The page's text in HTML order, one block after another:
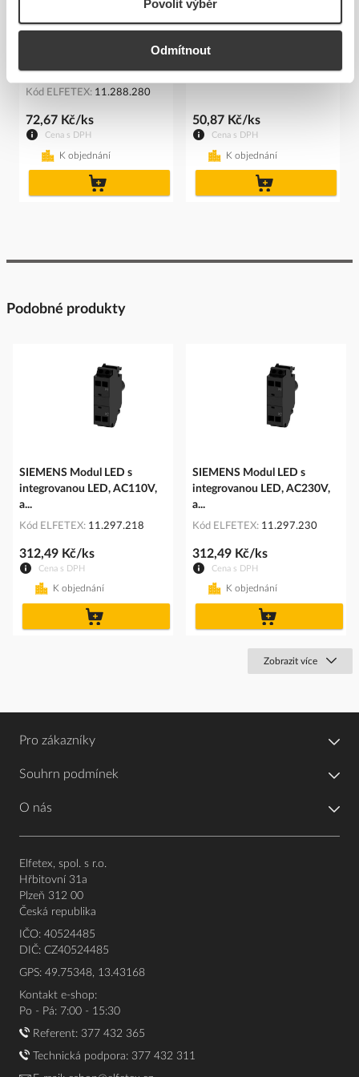
Povolit výběr
Odmítnout
tla...
Kód ELFETEX 11.288.280
Cena s DPH
72,67 Kč/ks
K objednání
0AA10-0AA0 tlačíka
Cena s DPH
50,87 Kč/ks
K objednání
Podobné produkty
SIEMENS Modul LED s
integrovanou LED, AC110V,
a...
Kód ELFETEX 11.297.218
Cena s DPH
312,49 Kč/ks
K objednání
SIEMENS Modul LED s
integrovanou LED, AC230V,
a...
Kód ELFETEX 11.297.230
Cena s DPH
312,49 Kč/ks
K objednání
Zobrazit více
Pro zákazníky
Souhrn podmínek
O nás
Elfetex, spol. s r.o.
Hřbitovní 31a
Plzeň 312 00
Česká republika
IČO: 40524485
DIČ: CZ40524485
GPS: 49.75348, 13.43168
Kontakt e-shop:
Po - Pá: 7:00 - 15:30
Referent: 377 432 365
Technická podpora: 377 432 311